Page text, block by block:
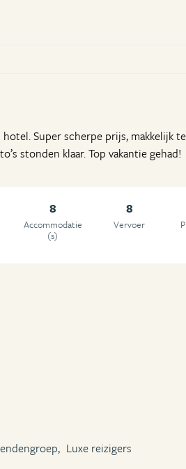
hotel. Super scherpe prijs, makkelijk
stonden klaar. Top vakantie gehad!
8
Accommodatie
(s)
8
Vervoer
Luxe reizigers